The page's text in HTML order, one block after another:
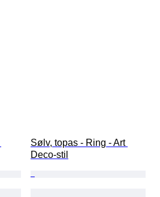
Sølv, topas - Ring - Art
Deco-stil